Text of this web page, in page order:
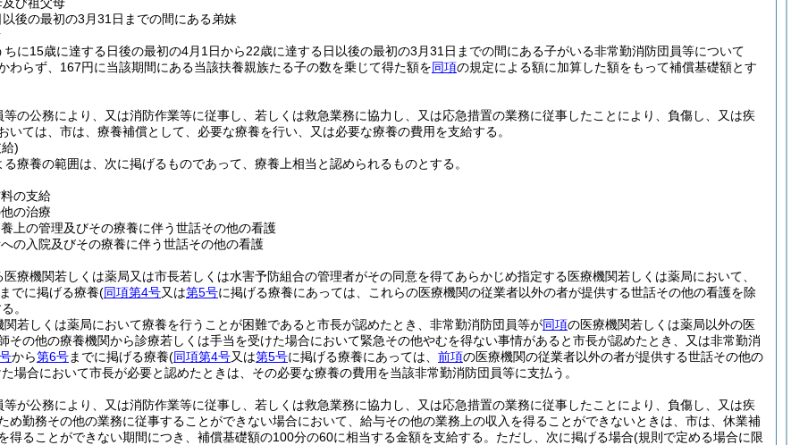
後の最初の3月31日までの間にある弟妹
に15歳に達する日後の最初の4月1日から22歳に達する日以後の最初の3月31日までの間にある子がいる非常勤消防団員等について
わらず、167円に当該期間にある当該扶養親族たる子の数を乗じて得た額を同項の規定による額に加算した額をもって補償基礎額とす
等の公務により、又は消防作業等に従事し、若しくは救急業務に協力し、又は応急措置の業務に従事したことにより、負傷し、又は疾
いては、市は、療養補償として、必要な療養を行い、又は必要な療養の費用を支給する。
)
る療養の範囲は、次に掲げるものであって、療養上相当と認められるものとする。
の支給
の治療
上の管理及びその療養に伴う世話その他の看護
の入院及びその療養に伴う世話その他の看護
療機関若しくは薬局又は市長若しくは水害予防組合の管理者がその同意を得てあらかじめ指定する医療機関若しくは薬局において、
までに掲げる療養(同項第4号又は第5号に掲げる療養にあっては、これらの医療機関の従業者以外の者が提供する世話その他の看護を除
。
関若しくは薬局において療養を行うことが困難であると市長が認めたとき、非常勤消防団員等が同項の医療機関若しくは薬局以外の医
その他の療養機関から診療若しくは手当を受けた場合において緊急その他やむを得ない事情があると市長が認めたとき、又は非常勤消
から第6号までに掲げる療養(同項第4号又は第5号に掲げる療養にあっては、 前項の医療機関の従業者以外の者が提供する世話その他の
場合において市長が必要と認めたときは、その必要な療養の費用を当該非常勤消防団員等に支払う。
等が公務により、又は消防作業等に従事し、若しくは救急業務に協力し、又は応急措置の業務に従事したことにより、負傷し、又は疾
め勤務その他の業務に従事することができない場合において、給与その他の業務上の収入を得ることができないときは、市は、休業補
得ることができない期間につき、補償基礎額の100分の60に相当する金額を支給する。 ただし、次に掲げる場合(規則で定める場合に限